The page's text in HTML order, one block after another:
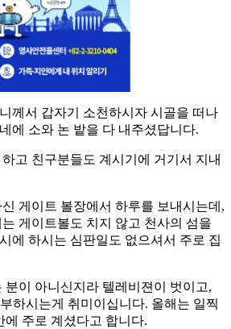
께서 갑자기 소천하시자 시골을 떠나
에 소와 논 밭을 다 내주셨답니다.
고 친구분들도 계시기에 거기서 지내
게이트 볼장에서 하루를 보내시는데,
게이트볼도 치지 않고 천사의 섬을
에 하시는 심판일도 없으셔서 주로 집
분이 아니신지라 텔레비젼이 벗이고,
하시는게 취미이십니다. 올해는 일찍
에 주로 계셨다고 합니다.